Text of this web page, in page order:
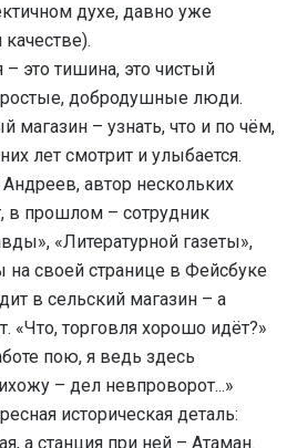
духе, давно уже
это тишина, это чистый
добродушные люди.
магазин – узнать, что и по чём,
лет смотрит и улыбается.
автор нескольких
в прошлом – сотрудник
«Литературной газеты»,
на своей странице в Фейсбуке
в сельский магазин – а
«Что, торговля хорошо идёт?»
пою, я ведь здесь
– дел невпроворот...»
историческая деталь:
а станция при ней – Атаман.